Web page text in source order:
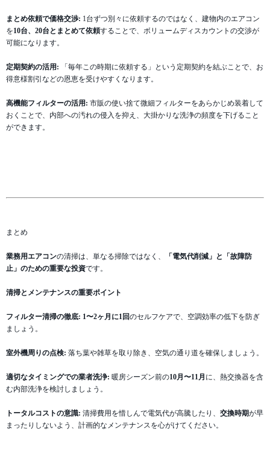
まとめ依頼で価格交渉: 1台ずつ別々に依頼するのではなく、建物内のエアコン
を10台、20台とまとめて依頼することで、ボリュームディスカウントの交渉が
可能になります。
定期契約の活用: 「毎年この時期に依頼する」という定期契約を結ぶことで、お
得意様割引などの恩恵を受けやすくなります。
高機能フィルターの活用: 市販の使い捨て微細フィルターをあらかじめ装着して
おくことで、内部への汚れの侵入を抑え、大掛かりな洗浄の頻度を下げること
ができます。
まとめ
業務用エアコンの清掃は、単なる掃除ではなく、
「電気代削減」と「故障防
止」のための重要な投資です。
清掃とメンテナンスの重要ポイント
フィルター清掃の徹底: 1〜2ヶ月に1回のセルフケアで、空調効率の低下を防ぎ
ましょう。
室外機周りの点検: 落ち葉や雑草を取り除き、空気の通り道を確保しましょう。
適切なタイミングでの業者洗浄: 暖房シーズン前の10月〜11月 に、熱交換器を含
む内部洗浄を検討しましょう。
トータルコストの意識: 清掃費用を惜しんで電気代が高騰したり、 交換時期が早
まったりしないよう、計画的なメンテナンスを心がけてください。